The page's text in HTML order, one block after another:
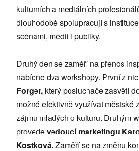
kulturních a mediálních
dlouhodobě spolupracují s
scénami, médii i publiky.
Druhý den se zaměří na přenos
nabídne dva workshopy. První z
Forger, který posluchače zasvětí
možné efektivně využívat městské
zájmu mladých o kulturu. Druhým
provedevedoucí marketingu
Kostková.Zaměří se na změnu